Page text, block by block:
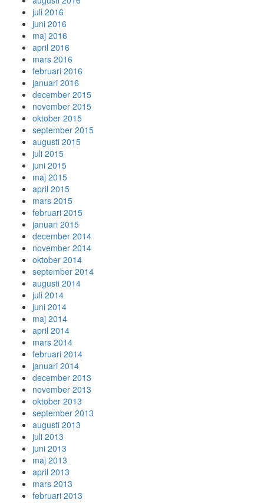
juli 2016
juni 2016
maj 2016
april 2016
mars 2016
februari 2016
januari 2016
december 2015
november 2015
oktober 2015
september 2015
augusti 2015
juli 2015
juni 2015
maj 2015
april 2015
mars 2015
februari 2015
januari 2015
december 2014
november 2014
oktober 2014
september 2014
augusti 2014
juli 2014
juni 2014
maj 2014
april 2014
mars 2014
februari 2014
januari 2014
december 2013
november 2013
oktober 2013
september 2013
augusti 2013
juli 2013
juni 2013
maj 2013
april 2013
mars 2013
februari 2013